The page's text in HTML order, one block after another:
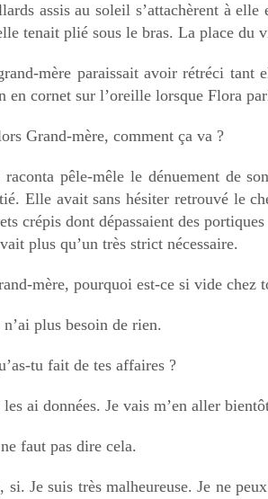
assis au soleil s’attachèrent à
tenait plié sous le bras. La place du
mère paraissait avoir rétréci tant
en cornet sur l’oreille lorsque Flora
Grand-mère, comment ça va ?
pêle-mêle le dénuement de
Elle avait sans hésiter retrouvé le
crépis dont dépassaient des
plus qu’un très strict nécessaire.
mère, pourquoi est-ce si vide chez
n’ai plus besoin de rien.
tu fait de tes affaires ?
les ai données. Je vais m’en aller
faut pas dire cela.
si. Je suis très malheureuse. Je ne